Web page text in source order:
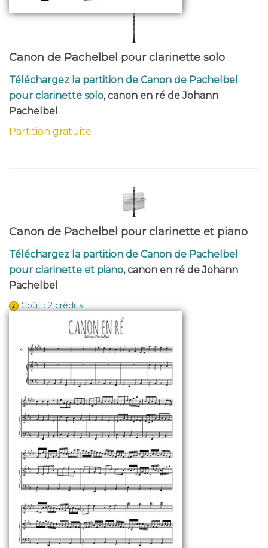
Canon de Pachelbel pour clarinette solo
Téléchargez la partition de Canon de Pachelbel
pour clarinette solo, canon en ré de Johann
Pachelbel
Partition gratuite
Canon de Pachelbel pour clarinette et piano
Téléchargez la partition de Canon de Pachelbel
pour clarinette et piano, canon en ré de Johann
Pachelbel
Coût : 2 crédits